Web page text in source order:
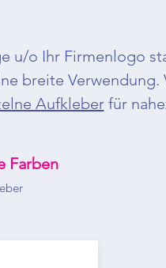
u/o Ihr Firmenlogo
breite Verwendung.
Aufkleberfür
Farben